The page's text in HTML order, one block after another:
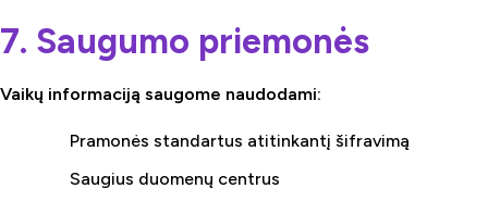
7. Saugumo priemonės
Vaikų informaciją saugome naudodami:
Pramonės standartus atitinkantį šifravimą
Saugius duomenų centrus